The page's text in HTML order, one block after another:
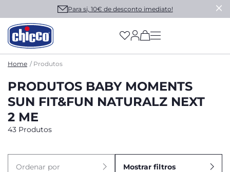
Para si, 10€ de desconto imediato!
(has more options
Home Produtos
PRODUTOS BABY MOMENTS
SUN FIT&FUN NATURALZ NEXT
2 ME
43 Produtos
Ordenar por Mostrar filtros